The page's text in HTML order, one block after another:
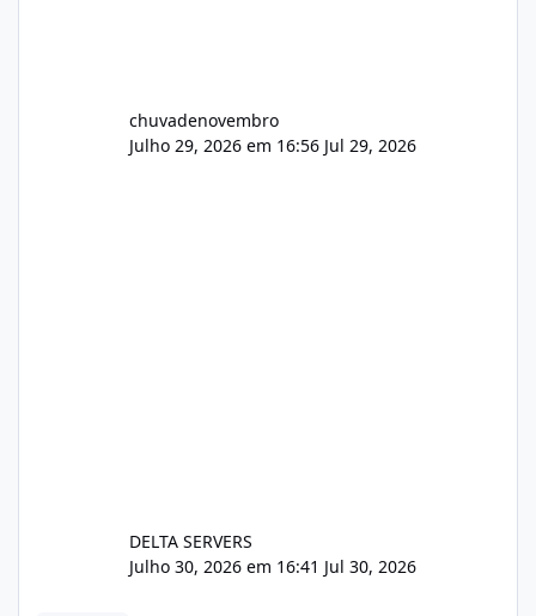
chuvadenovembro
Julho 29, 2026 em 16:56 Jul 29, 2026
DELTA SERVERS
Julho 30, 2026 em 16:41 Jul 30, 2026